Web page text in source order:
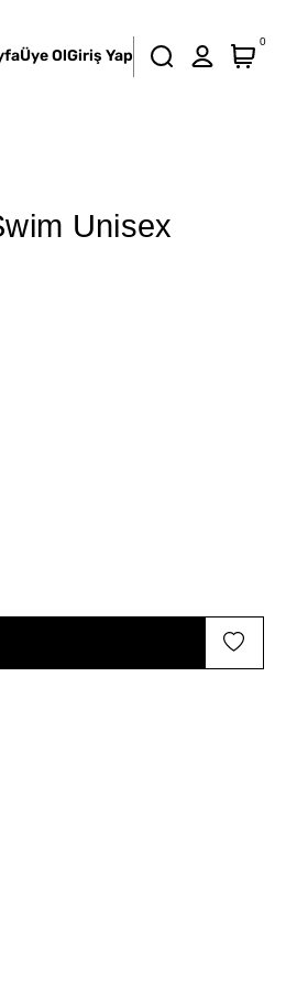
Üye OlGiriş Yap
0
Unisex